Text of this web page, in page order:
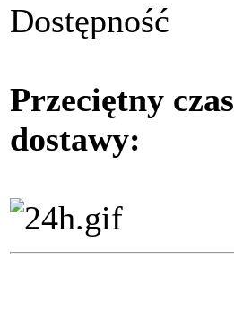
Dostępność
Przeciętny czas
dostawy: